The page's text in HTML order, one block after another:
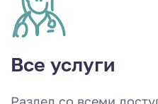
Все услуги